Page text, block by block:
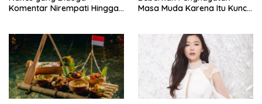
Komentar Nirempati Hingga
Masa Muda Karena Itu Kunci